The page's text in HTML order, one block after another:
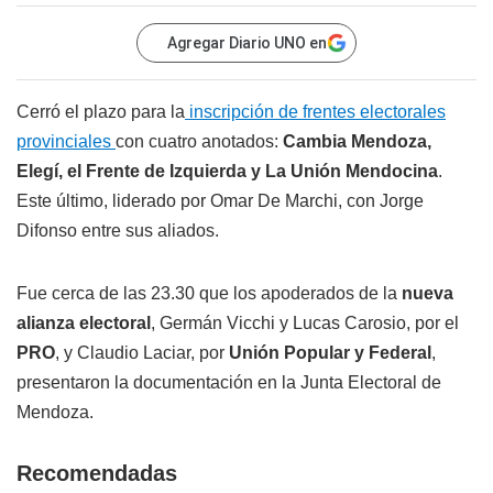
Agregar Diario UNO en
Cerró el plazo para la inscripción de frentes electorales
provinciales con cuatro anotados: Cambia Mendoza,
Elegí, el Frente de Izquierda y La Unión Mendocina.
Este último, liderado por Omar De Marchi, con Jorge
Difonso entre sus aliados.
Fue cerca de las 23.30 que los apoderados de la nueva
alianza electoral , Germán Vicchi y Lucas Carosio, por el
PRO, y Claudio Laciar, por Unión Popular y Federal ,
presentaron la documentación en la Junta Electoral de
Mendoza.
Recomendadas